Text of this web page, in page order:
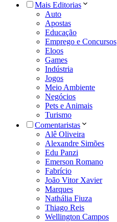
Mais Editorias
Auto
Apostas
Educação
Emprego e Concursos
Eloos
Games
Indústria
Jogos
Meio Ambiente
Negócios
Pets e Animais
Turismo
Comentaristas
Alê Oliveira
Alexandre Simões
Edu Panzi
Emerson Romano
Fabrício
João Vitor Xavier
Marques
Nathália Fiuza
Thiago Reis
Wellington Campos